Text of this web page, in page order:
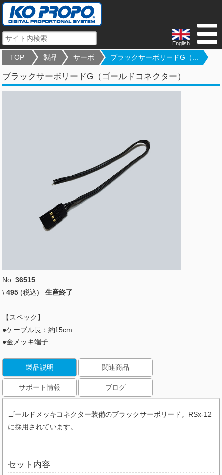
English
TOP 製品 サーボ ブラックサーボリードG（...
ブラックサーボリードG（ゴールドコネクター）
No. 36515
\ 495 (税込) 生産終了
【スペック】
●ケーブル長：約15cm
●金メッキ端子
製品説明 関連商品
サポート情報 ブログ
ゴールドメッキコネクター装備のブラックサーボリード。RSx-12
に採用されています。
セット内容